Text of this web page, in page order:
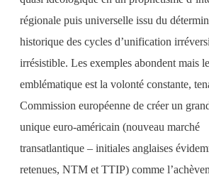
régionale puis universelle issu du
historique des cycles d’unification
irrésistible. Les exemples abondent mais
emblématique est la volonté constante,
Commission européenne de créer un
unique euro-américain (nouveau marché
transatlantique – initiales anglaises
retenues, NTM et TTIP) comme